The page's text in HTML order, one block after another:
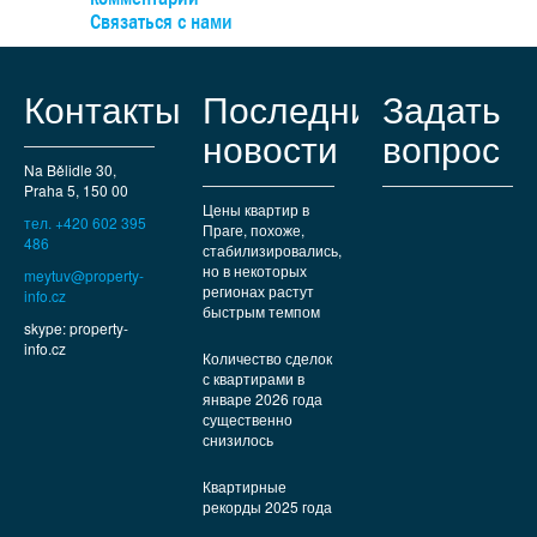
можно легко доехать на автобусе, а на машине —
Связаться с нами
Контакты
Na Bělidle 30,
Praha 5, 150 00
тел. +420 602 395
486
meytuv@property-
info.cz
skype: property-
info.cz
Последние
новости
Цены квартир в
Праге, похоже,
стабилизировались,
но в некоторых
регионах растут
быстрым темпом
Количество сделок
с квартирами в
январе 2026 года
существенно
снизилось
Квартирные
рекорды 2025 года
Задать
вопрос